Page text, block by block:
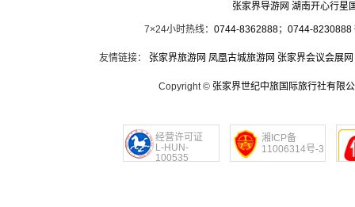
张家界导游网 湖南开心行星
7×24小时热线： 0744-8362888； 0744-8230888
友情链接： 张家界旅游网 凤凰古城旅游网 张家界会议会展网
Copyright © 张家界世纪中旅国际旅行社有限
经营许可证
L-HUN-
100535
湘ICP备
11006314号-3